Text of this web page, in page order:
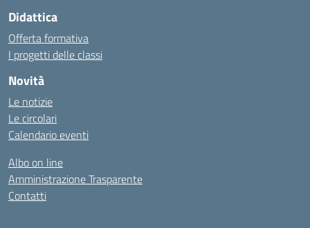
Didattica
Offerta formativa
I progetti delle classi
Novità
Le notizie
Le circolari
Calendario eventi
Albo on line
Amministrazione Trasparente
Contatti